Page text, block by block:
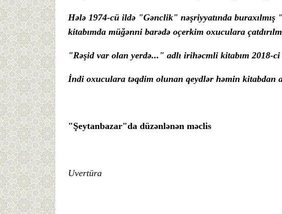
Hələ 1974-cü ildə "Gənclik" nəşriyyatında buraxılmış
kitabımda müğənni barədə oçerkim oxuculara
"Rəşid var olan yerdə..." adlı irihəcmli kitabım 2018-ci
İndi oxuculara təqdim olunan qeydlər həmin kitabdan
"Şeytanbazar"da düzənlənən məclis
Uvertüra